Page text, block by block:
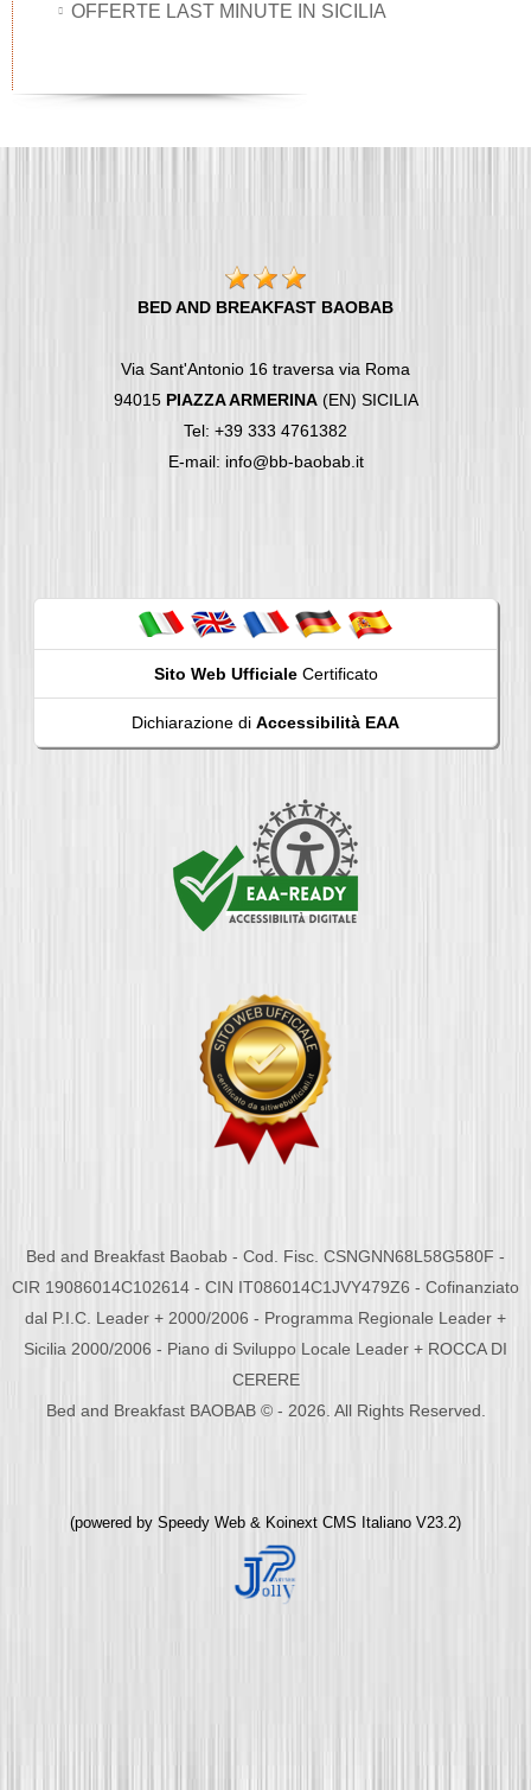
OFFERTE LAST MINUTE IN SICILIA
BED AND BREAKFAST BAOBAB
Via Sant'Antonio 16 traversa via Roma
94015 PIAZZA ARMERINA(EN) SICILIA
Tel: +39 333 4761382
E-mail: info@bb-baobab.it
Sito Web UfficialeCertificato
Dichiarazione di Accessibilità EAA
Bed and Breakfast Baobab - Cod. Fisc. CSNGNN68L58G580F -
CIR 19086014C102614 - CIN IT086014C1JVY479Z6 - Cofinanziato
dal P.I.C. Leader + 2000/2006 - Programma Regionale Leader +
Sicilia 2000/2006 - Piano di Sviluppo Locale Leader + ROCCA DI
CERERE
Bed and Breakfast BAOBAB © - 2026. All Rights Reserved.
(powered by Speedy Web & Koinext CMS Italiano V23.2)